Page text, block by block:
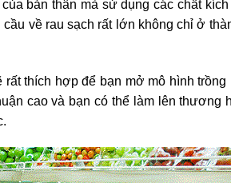
bản thân mà sử dụng các chất
về rau sạch rất lớn không chỉ ở
thích hợp để bạn mở mô hình trồng
cao và bạn có thể làm lên thương